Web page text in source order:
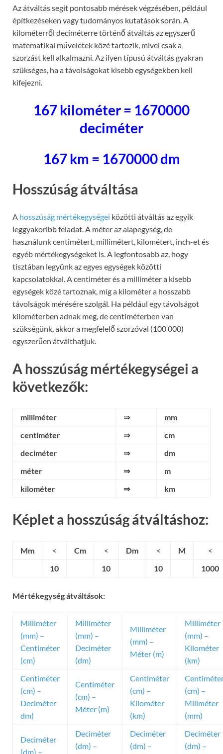
Az átváltás segít pontosabb mérések végzésében, például
építkezéseken vagy tudományos kutatások során. A
kilométerről deciméterre történő átváltás az egyszerű
matematikai műveletek közé tartozik, mivel csak a
szorzást kell alkalmazni. Az ilyen típusú átváltás gyakran
szükséges, ha a távolságokat kisebb egységekben kell
kifejezni.
167 kilométer = 1670000
deciméter
167 km = 1670000 dm
Hosszúság átváltása
A hosszúság mértékegységei közötti átváltás az egyik
leggyakoribb feladat. A méter az alapegység, de
használunk centimétert, millimétert, kilométert, inch-et és
egyéb mértékegységeket is. A legfontosabb az, hogy
tisztában legyünk az egyes egységek közötti
kapcsolatokkal. A centiméter és a milliméter a kisebb
egységek közé tartoznak, míg a kilométer a hosszabb
távolságok mérésére szolgál. Ha például egy távolságot
kilométerben adnak meg, de centiméterben van
szükségünk, akkor a megfelelő szorzóval (100 000)
egyszerűen átválthatjuk.
A hosszúság mértékegységei a
következők:
milliméter ⇒
mm
centiméter
⇒
cm
deciméter
⇒
dm
méter
⇒
m
kilométer
⇒ km
Képlet a hosszúság átváltáshoz:
Mm < Cm < Dm < M
<
10
10 10 1000
Mértékegység átváltások:
Milliméter
(mm) –
Centiméter
(cm)
Milliméter
(mm) –
Deciméter
(dm)
Milliméter
(mm) –
Méter (m)
Milliméter
(mm) –
Kilométer
(km)
Centiméter
(cm) –
Deciméter
dm)
Centiméter
(cm) –
Méter (m)
Centiméter
(cm) –
Kilométer
(km)
(cm) –
Millméter
(mm)
Deciméter
(dm) –
Deciméter
(dm) –
Deciméter
(dm) –
Deciméter
(dm) –